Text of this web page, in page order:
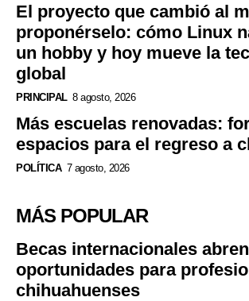
El proyecto que cambió al
proponérselo: cómo Linux
un hobby y hoy mueve la
global
PRINCIPAL 8 agosto, 2026
Más escuelas renovadas:
espacios para el regreso a
POLÍTICA 7 agosto, 2026
MÁS POPULAR
Becas internacionales
oportunidades para
chihuahuenses